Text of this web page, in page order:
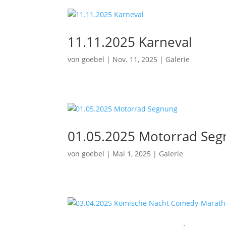
11.11.2025 Karneval
vongoebel | Nov. 11, 2025 | Galerie
01.05.2025 Motorrad
vongoebel | Mai 1, 2025 | Galerie